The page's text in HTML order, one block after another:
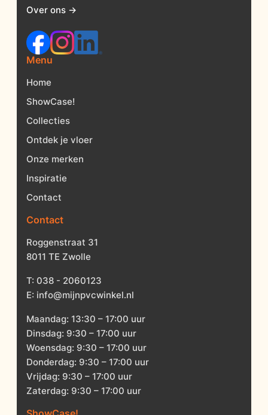
Over ons →
Menu
Home
ShowCase!
Collecties
Ontdek je vloer
Onze merken
Inspiratie
Contact
Contact
Roggenstraat 31
8011 TE Zwolle
T: 038 - 2060123
E: info@mijnpvcwinkel.nl
Maandag: 13:30 – 17:00 uur
Dinsdag: 9:30 – 17:00 uur
Woensdag: 9:30 – 17:00 uur
Donderdag: 9:30 – 17:00 uur
Vrijdag: 9:30 – 17:00 uur
Zaterdag: 9:30 – 17:00 uur